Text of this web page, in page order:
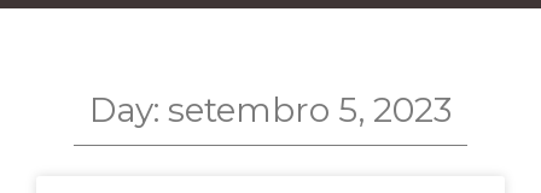
Day: setembro 5, 2023